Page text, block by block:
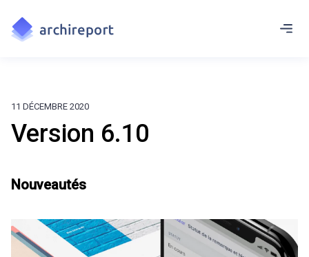
11 DÉCEMBRE 2020
Version 6.10
Nouveautés